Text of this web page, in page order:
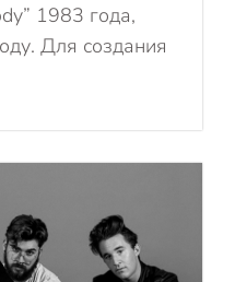
1983 года,
Для создания